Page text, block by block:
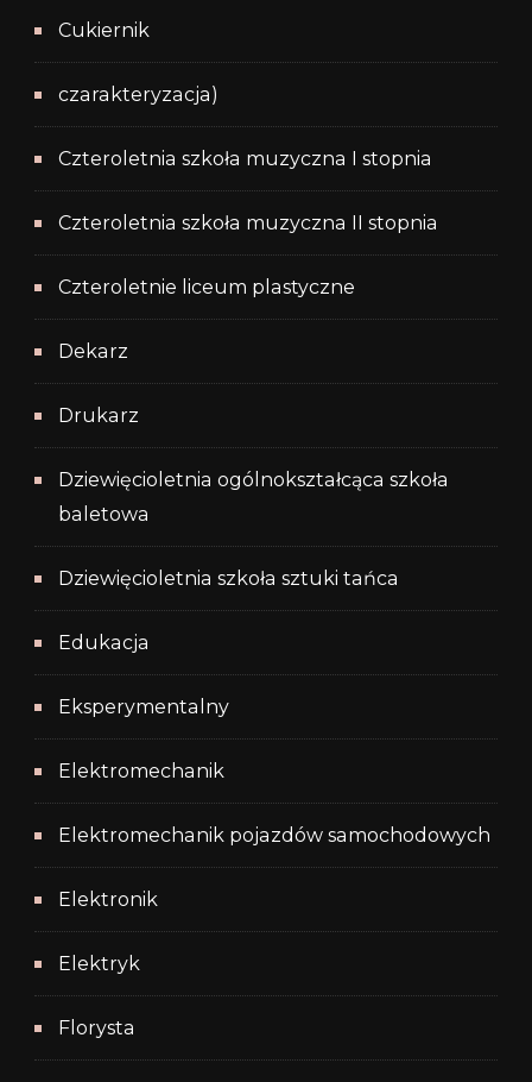
Cukiernik
czarakteryzacja)
Czteroletnia szkoła muzyczna I stopnia
Czteroletnia szkoła muzyczna II stopnia
Czteroletnie liceum plastyczne
Dekarz
Drukarz
Dziewięcioletnia ogólnokształcąca szkoła
baletowa
Dziewięcioletnia szkoła sztuki tańca
Edukacja
Eksperymentalny
Elektromechanik
Elektromechanik pojazdów samochodowych
Elektronik
Elektryk
Florysta